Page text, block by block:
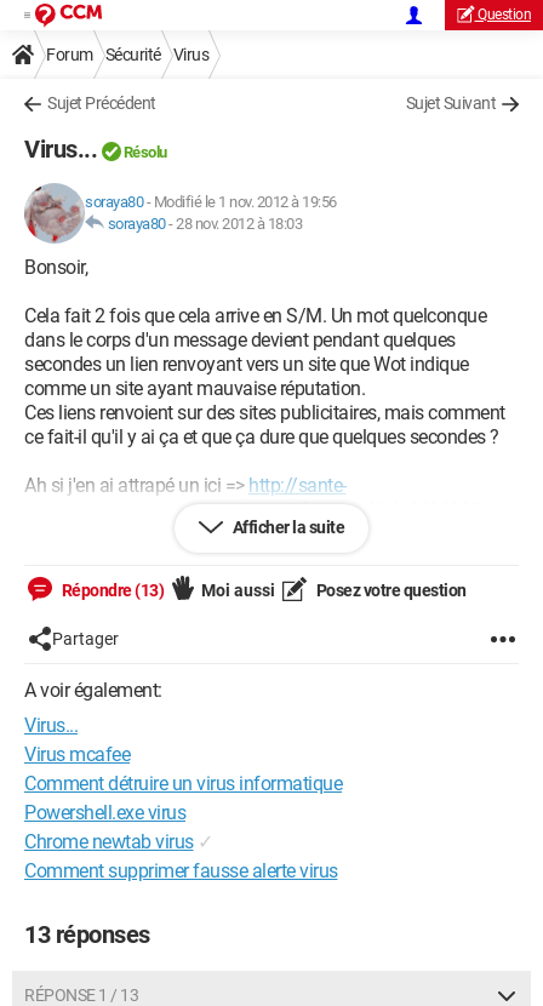
Question
Forum Sécurité Virus
Sujet Précédent Sujet Suivant
Virus... Résolu
soraya80- Modifié le 1 nov. 2012 à 19:56
soraya80-28 nov. 2012 à 18:03
Bonsoir,
Cela fait 2 fois que cela arrive en S/M. Un mot quelconque
dans le corps d'un message devient pendant quelques
secondes un lien renvoyant vers un site que Wot indique
comme un site ayant mauvaise réputation.
Ces liens renvoient sur des sites publicitaires, mais comment
ce fait-il qu'il y ai ça et que ça dure que quelques secondes ?
Ah si j'en ai attrapé un ici => http://sante-
medecine.commentcamarche.net/forum/affich-1292969-pas-
mes-regles-depuis-2-mois#top
[url=http://www.hostingpics.net/viewer.php?
id=4849221tibou.jpg]
[img]http://img4.hostingpics.net/thumbs/mini_4849221tibou.
jpg[/img][/url]
♪ ♪ La Vie j'en ai, j'en Donne ♪ ♪ France Adot ♫ ♫
Afficher la suite
Répondre (13) Moi aussi Posez votre question
Partager
A voir également:
Virus...
Virus mcafee
Comment détruire un virus informatique
Powershell.exe virus
Chrome newtab virus ✓
Comment supprimer fausse alerte virus
13 réponses
RÉPONSE 1 / 13